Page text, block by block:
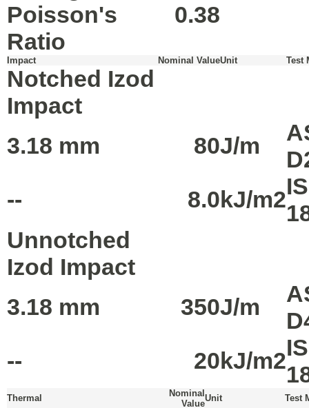
Poisson's
Ratio
0.38
Impact Nominal ValueUnit Test
Notched Izod
Impact
3.18 mm
80J/m
--
8.0kJ/m2
Unnotched
Izod Impact
3.18 mm
350J/m
--
20kJ/m2
Thermal
Nominal
Value
Unit Test